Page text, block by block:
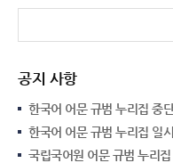
공지 사항
한국어 어문 규범 누리집 중
한국어 어문 규범 누리집 일
국립국어원 어문 규범 누리집